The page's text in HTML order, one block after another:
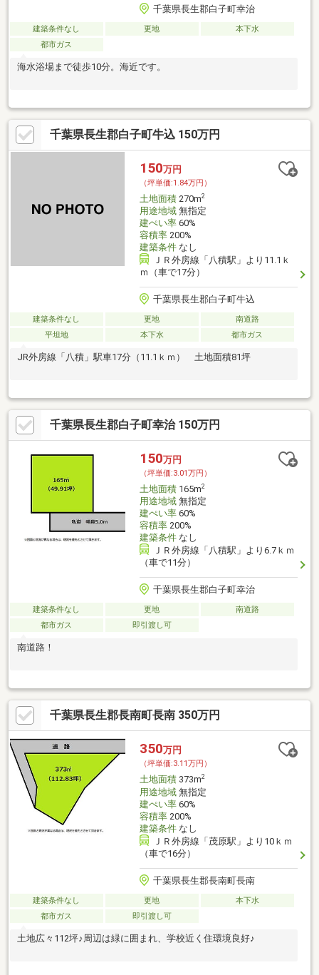
千葉県長生郡白子町幸治
建築条件なし 更地
本下水
都市ガス
海水浴場まで徒歩10分。海近です。
千葉県長生郡白子町牛込 150万円
150万円
（坪単価:1.84万円）
土地面積270m2
用途地域無指定
建ぺい率60%
容積率200%
建築条件なし
ＪＲ外房線「八積駅」より11.1ｋ
ｍ（車で17分）
千葉県長生郡白子町牛込
建築条件なし 更地
南道路
平坦地
本下水 都市ガス
JR外房線「八積」駅車17分（11.1ｋｍ） 土地面積81坪
千葉県長生郡白子町幸治 150万円
150万円
（坪単価:3.01万円）
土地面積165m2
用途地域無指定
建ぺい率60%
容積率200%
建築条件なし
ＪＲ外房線「八積駅」より6.7ｋｍ
（車で11分）
千葉県長生郡白子町幸治
建築条件なし 更地
南道路
都市ガス
即引渡し可
南道路！
千葉県長生郡長南町長南 350万円
350万円
（坪単価:3.11万円）
土地面積373m2
用途地域無指定
建ぺい率60%
容積率200%
建築条件なし
ＪＲ外房線「茂原駅」より10ｋｍ
（車で16分）
千葉県長生郡長南町長南
建築条件なし 更地
本下水
都市ガス
即引渡し可
土地広々112坪♪周辺は緑に囲まれ、学校近く住環境良好♪